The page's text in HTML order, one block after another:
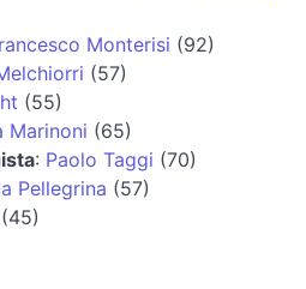
Monterisi (92)
(57)
(55)
Marinoni (65)
: Paolo Taggi (70)
Pellegrina (57)
(45)